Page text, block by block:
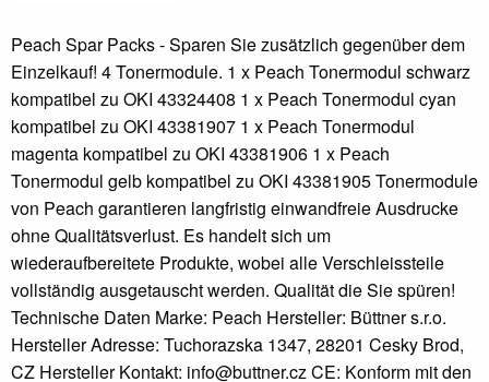
Peach Spar Packs - Sparen Sie zusätzlich gegenüber dem
Einzelkauf! 4 Tonermodule. 1 x Peach Tonermodul schwarz
kompatibel zu OKI 43324408 1 x Peach Tonermodul cyan
kompatibel zu OKI 43381907 1 x Peach Tonermodul
magenta kompatibel zu OKI 43381906 1 x Peach
Tonermodul gelb kompatibel zu OKI 43381905 Tonermodule
von Peach garantieren langfristig einwandfreie Ausdrucke
ohne Qualitätsverlust. Es handelt sich um
wiederaufbereitete Produkte, wobei alle Verschleissteile
vollständig ausgetauscht werden. Qualität die Sie spüren!
Technische Daten Marke: Peach Hersteller: Büttner s.r.o.
Hersteller Adresse: Tuchorazska 1347, 28201 Cesky Brod,
CZ Hersteller Kontakt: info@buttner.cz CE: Konform mit den